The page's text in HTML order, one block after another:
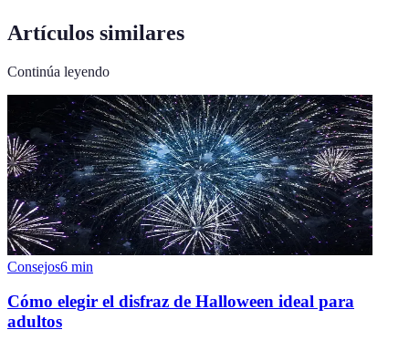
Artículos similares
Continúa leyendo
Consejos6 min
Cómo elegir el disfraz de Halloween ideal para
adultos